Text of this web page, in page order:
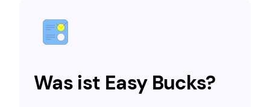
Was ist Easy Bucks?